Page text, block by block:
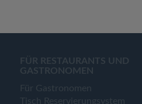
FÜR RESTAURANTS UND
GASTRONOMEN
Für Gastronomen
Tisch Reservierungsystem